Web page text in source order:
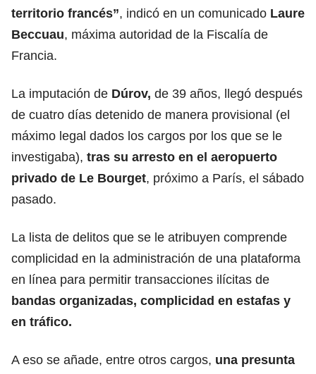
territorio francés”, indicó en un comunicado Laure
Beccuau, máxima autoridad de la Fiscalía de
Francia.
La imputación de Dúrov, de 39 años, llegó después
de cuatro días detenido de manera provisional (el
máximo legal dados los cargos por los que se le
investigaba), tras su arresto en el aeropuerto
privado de Le Bourget, próximo a París, el sábado
pasado.
La lista de delitos que se le atribuyen comprende
complicidad en la administración de una plataforma
en línea para permitir transacciones ilícitas de
bandas organizadas, complicidad en estafas y
en tráfico.
A eso se añade, entre otros cargos, una presunta